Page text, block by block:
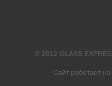
© 2012 GLASS
Сайт работает на